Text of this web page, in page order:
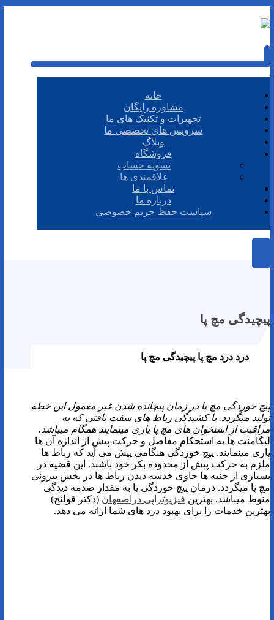
خانه
مشاوره رایگان
تجهیزات و تکنیک های ما
سرویس های تخصصی ما
وبلاگ
فروشگاه
تسویه حساب
علاقمندی ها
تماس با ما
درباره ما
سیاست حفظ حریم خصوصی
پیچیدگی مچ پا
درد درد مچ پا پیچیدگی مچ پا
پیچ خوردگی مچ پا در زمان پیچانده شدن غیر معمول این خطه
تولید میگردد. با کشیدگی رباط های سفت بافتی که به
مراقبت از استخوان های مچ پا یاری مینمایند همگام میباشد.
لیگامنت ها به استحکام مفاصل و حرکت پیش از اندازه آن ها
یاری مینمایند. پیچ خوردگی هنگامی پیش می آید که رباط ها
ملزم به حرکت پیش از محدوده بکر خود باشند. این قضیه در
بسیاری از جنبه ها حاوی خدشه دیدن رباط ها در بخش بیرونی
مچ پا میگردد. درمان پیچ خوردگی پا به مقدار صدمه دیدگی
منوط میباشد. بهترین فیزیوتراپی دراصفهان (دکتر قولنج)
بهترین خدمات را برای بهبود درد های شما ارائه می دهد.